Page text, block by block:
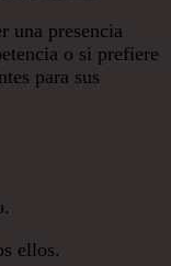
una presencia
o si prefiere
para sus
ellos.